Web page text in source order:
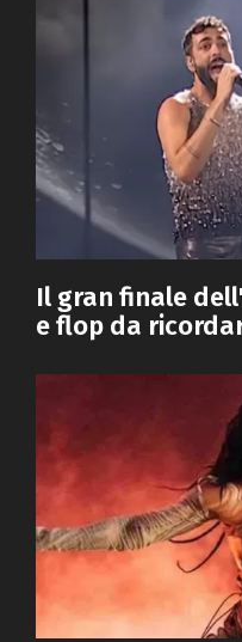
Il gran finale
e flop da